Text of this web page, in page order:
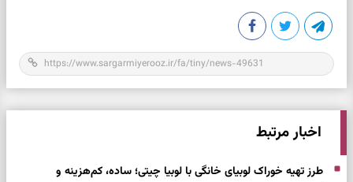
اخبار مرتبط
طرز تهیه خوراک لوبیای خانگی با لوبیا چیتی؛ ساده، کم‌هزینه و